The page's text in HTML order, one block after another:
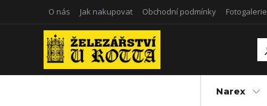
O nás Jak nakupovat Obchodní podmínky Fotogalerie
Narex